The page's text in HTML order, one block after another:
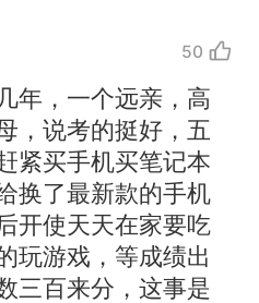
50
年，一个远亲，高
，说考的挺好，五
紧买手机买笔记本
换了最新款的手机
开使天天在家要吃
玩游戏，等成绩出
三百来分，这事是